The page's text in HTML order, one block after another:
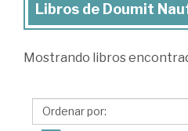
Libros
Doumit
Yara
Libros de Doumit
Mostrando libros